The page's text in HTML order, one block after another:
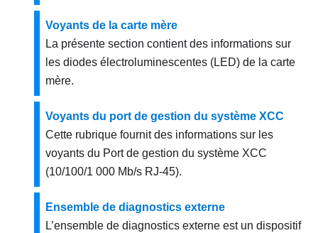
Voyants de la carte mère
La présente section contient des informations sur
les diodes électroluminescentes (LED) de la carte
mère.
Voyants du port de gestion du système XCC
Cette rubrique fournit des informations sur les
voyants du Port de gestion du système XCC
(10/100/1 000 Mb/s RJ-45).
Ensemble de diagnostics externe
L’ensemble de diagnostics externe est un dispositif